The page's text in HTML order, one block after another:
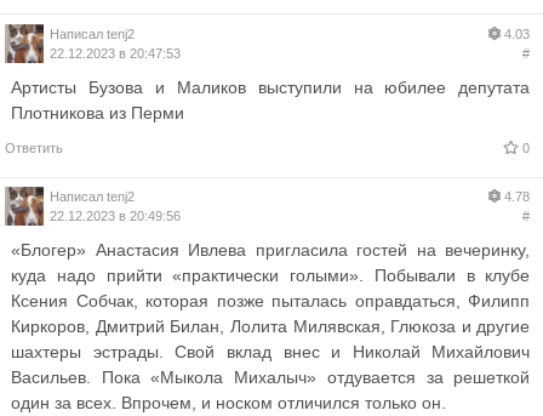
Написал tenj2
22.12.2023 в 20:47:53
4.03
#
Артисты Бузова и Маликов выступили на юбилее депутата
Плотникова из Перми
Ответить 0
Написал tenj2
22.12.2023 в 20:49:56
4.78
#
«Блогер» Анастасия Ивлева пригласила гостей на вечеринку,
куда надо прийти «практически голыми». Побывали в клубе
Ксения Собчак, которая позже пыталась оправдаться, Филипп
Киркоров, Дмитрий Билан, Лолита Милявская, Глюкоза и другие
шахтеры эстрады. Свой вклад внес и Николай Михайлович
Васильев. Пока «Мыкола Михалыч» отдувается за решеткой
один за всех. Впрочем, и носком отличился только он.